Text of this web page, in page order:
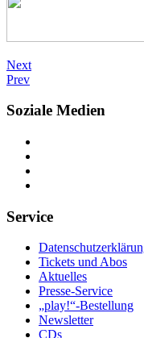
Next
Prev
Soziale Medien
Service
Tickets und Abos
Aktuelles
Presse-Service
„play!“-Bestellung
Newsletter
CDs